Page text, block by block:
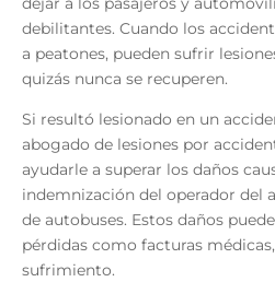
debilitantes. Cuando los
a peatones, pueden sufrir
quizás nunca se recuperen.
Si resultó lesionado en un
abogado de lesiones por
ayudarle a superar los daños
indemnización del operador del
de autobuses. Estos daños
pérdidas como facturas
sufrimiento.